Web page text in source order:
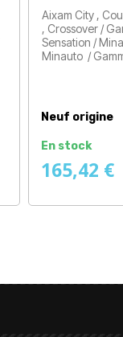
Aixam City ,
, Crossover /
Sensation /
Minauto /
Neuf origine
En stock
165,42 €